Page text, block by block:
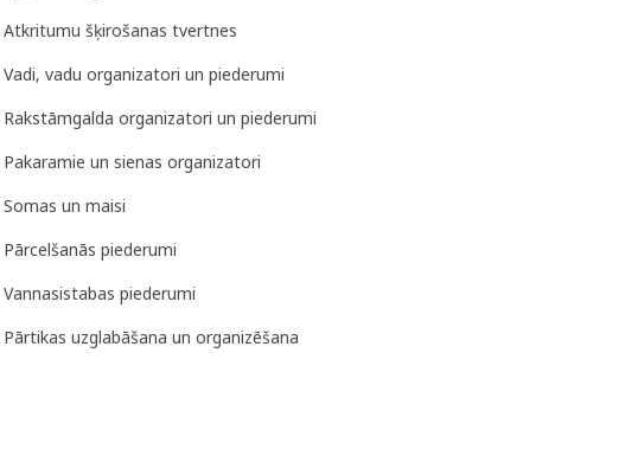
Atkritumu šķirošanas tvertnes
Vadi, vadu organizatori un piederumi
Rakstāmgalda organizatori un piederumi
Pakaramie un sienas organizatori
Somas un maisi
Pārcelšanās piederumi
Vannasistabas piederumi
Pārtikas uzglabāšana un organizēšana